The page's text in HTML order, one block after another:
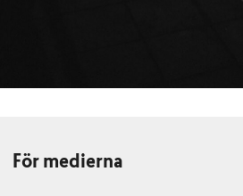
För medierna